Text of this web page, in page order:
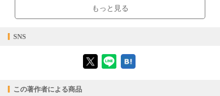
ブラウザビューア・PC版ConTenDoビューア・モバイルビューア
【対応デバイス】
【PC版ConTenDoビューア】
もっと見る
SNS
この著作者による商品